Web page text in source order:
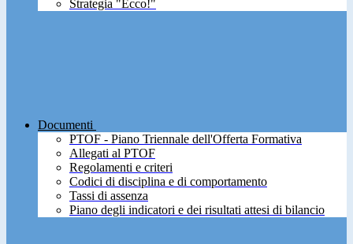
Strategia "Ecco!"
Documenti
PTOF - Piano Triennale dell'Offerta Formativa
Allegati al PTOF
Regolamenti e criteri
Codici di disciplina e di comportamento
Tassi di assenza
Piano degli indicatori e dei risultati attesi di bilancio